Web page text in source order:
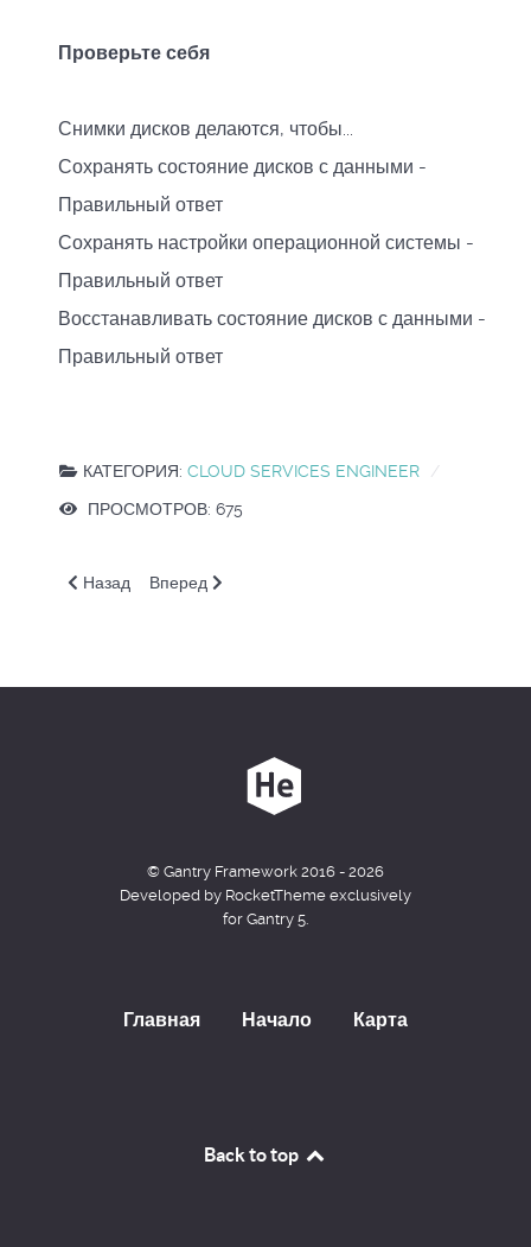
Проверьте себя
Снимки дисков делаются, чтобы...
Сохранять состояние дисков с данными -
Правильный ответ
Сохранять настройки операционной системы -
Правильный ответ
Восстанавливать состояние дисков с данными -
Правильный ответ
КАТЕГОРИЯ: CLOUD SERVICES ENGINEER
ПРОСМОТРОВ: 675
Предыдущий: DSO. Создаем снимок диска ВМ
Назад Следующий: DSO. Диски. Зависимость
Вперед
© Gantry Framework 2016 - 2026
Developed by RocketTheme exclusively
for Gantry 5.
Главная Начало Карта
Back to top